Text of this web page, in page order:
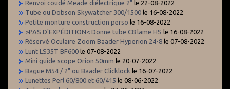
Renvoi coudé Meade diélectrique 2" le 22-08-2022
Tube ou Dobson Skywatcher 300/1500 le 16-08-2022
Petite monture construction perso le 16-08-2022
>PAS D'EXPÉDITION< Donne tube C8 lame HS le 16-08-2022
Réservé Oculaire Zoom Baader Hyperion 24-8 le 07-08-2022
Lunt LS35T BF600 le 07-08-2022
Mini guide scope Orion 50mm le 20-07-2022
Bague M54 / 2" ou Baader Clicklock le 16-07-2022
Lunettes Perl 60/800 et 60/415 le 08-06-2022